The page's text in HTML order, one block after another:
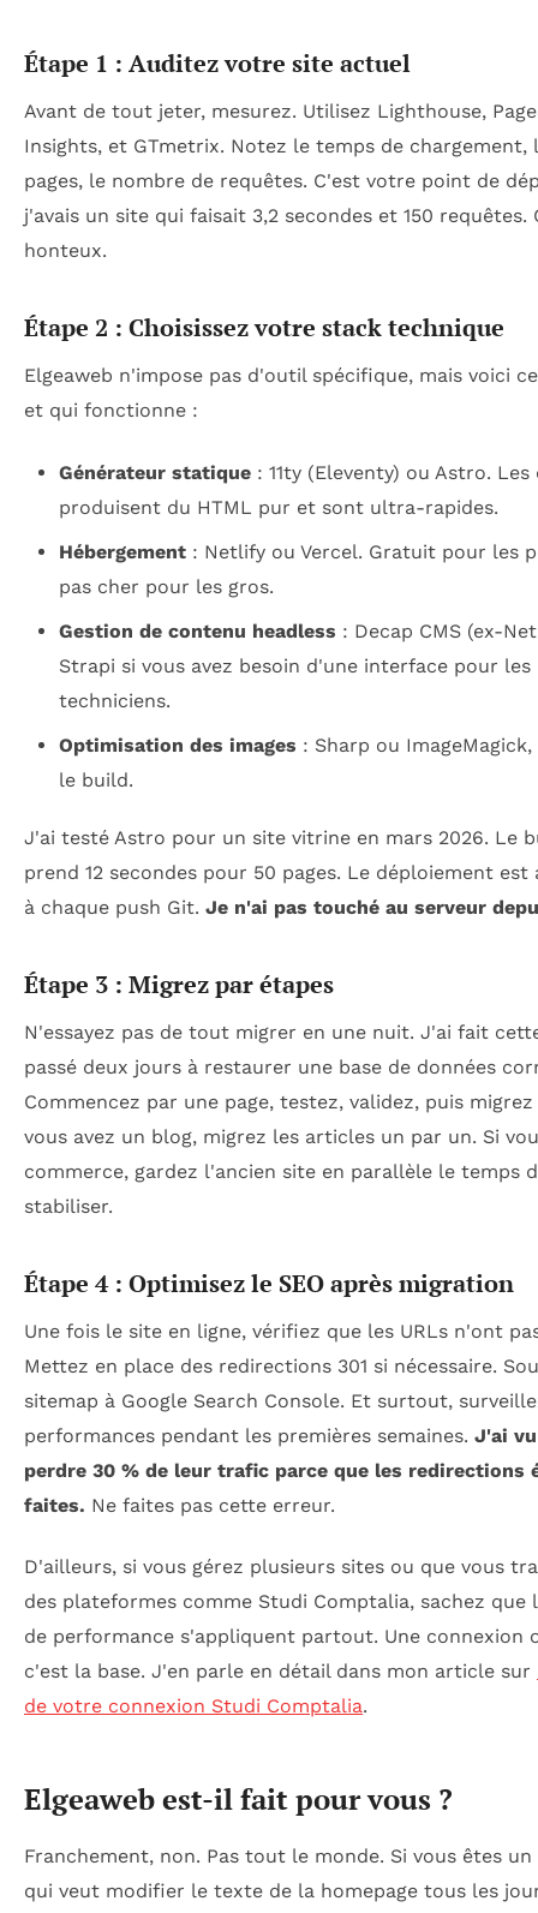
Étape 1 : Auditez votre site actuel
Avant de tout jeter, mesurez. Utilisez Lighthouse,
Insights, et GTmetrix. Notez le temps de chargement,
pages, le nombre de requêtes. C'est votre point de
j'avais un site qui faisait 3,2 secondes et 150 requêtes.
honteux.
Étape 2 : Choisissez votre stack technique
Elgeaweb n'impose pas d'outil spécifique, mais voici
et qui fonctionne :
Générateur statique: 11ty (Eleventy) ou Astro. Les
produisent du HTML pur et sont ultra-rapides.
Hébergement: Netlify ou Vercel. Gratuit pour les
pas cher pour les gros.
Gestion de contenu headless : Decap CMS (ex-
Strapi si vous avez besoin d'une interface pour
techniciens.
Optimisation des images : Sharp ou
le build.
J'ai testé Astro pour un site vitrine en mars 2026. Le
prend 12 secondes pour 50 pages. Le déploiement
à chaque push Git. Je n'ai pas touché au serveur
Étape 3 : Migrez par étapes
N'essayez pas de tout migrer en une nuit. J'ai fait
passé deux jours à restaurer une base de données
Commencez par une page, testez, validez, puis
vous avez un blog, migrez les articles un par un. Si
commerce, gardez l'ancien site en parallèle le temps
stabiliser.
Étape 4 : Optimisez le SEO après migration
Une fois le site en ligne, vérifiez que les URLs n'ont
Mettez en place des redirections 301 si nécessaire.
sitemap à Google Search Console. Et surtout,
performances pendant les premières semaines. J'ai
perdre 30 % de leur trafic parce que les redirections
faites. Ne faites pas cette erreur.
D'ailleurs, si vous gérez plusieurs sites ou que vous
des plateformes comme Studi Comptalia, sachez que
de performance s'appliquent partout. Une connexion
c'est la base. J'en parle en détail dans mon article sur
de votre connexion Studi Comptalia.
Elgeaweb est-il fait pour vous ?
Franchement, non. Pas tout le monde. Si vous êtes
qui veut modifier le texte de la homepage tous les